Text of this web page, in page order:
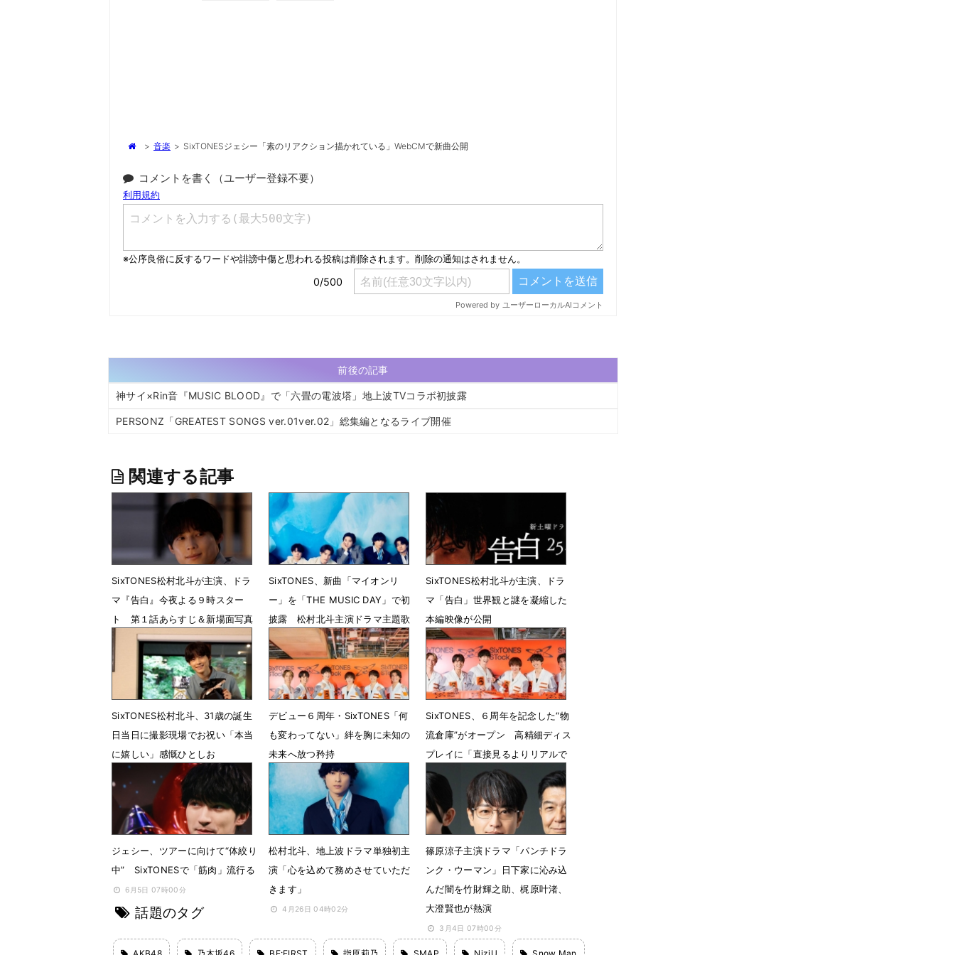
> 音楽 > SixTONESジェシー「素のリアクション描かれている」WebCMで新曲公開
コメントを書く（ユーザー登録不要）
前後の記事
神サイ×Rin音『MUSIC BLOOD』で「六畳の電波塔」地上波TVコラボ初披露
PERSONZ「GREATEST SONGS ver.01ver.02」総集編となるライブ開催
関連する記事
SixTONES松村北斗が主演、ドラ
マ『告白』今夜よる９時スター
ト 第１話あらすじ＆新場面写真
7月11日 12時45分
SixTONES、新曲「マイオンリ
ー」を「THE MUSIC DAY」で初
披露 松村北斗主演ドラマ主題歌
に決定
7月4日 23時00分
SixTONES松村北斗が主演、ドラ
マ「告白」世界観と謎を凝縮した
本編映像が公開
6月24日 12時45分
SixTONES松村北斗、31歳の誕生
日当日に撮影現場でお祝い「本当
に嬉しい」感慨ひとしお
6月18日 23時02分
デビュー６周年・SixTONES「何
も変わってない」絆を胸に未知の
未来へ放つ矜持
6月17日 18時00分
SixTONES、６周年を記念した“物
流倉庫”がオープン 高精細ディス
プレイに「直接見るよりリアルで
恥ずかしい」
6月17日 16時00分
ジェシー、ツアーに向けて“体絞り
中” SixTONESで「筋肉」流行る
6月5日 07時00分
松村北斗、地上波ドラマ単独初主
演「心を込めて務めさせていただ
きます」
4月26日 04時02分
篠原涼子主演ドラマ「パンチドラ
ンク・ウーマン」日下家に沁み込
んだ闇を竹財輝之助、梶原叶渚、
大澄賢也が熱演
3月4日 07時00分
話題のタグ